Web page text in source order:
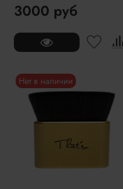
3000 руб
Нет в наличии